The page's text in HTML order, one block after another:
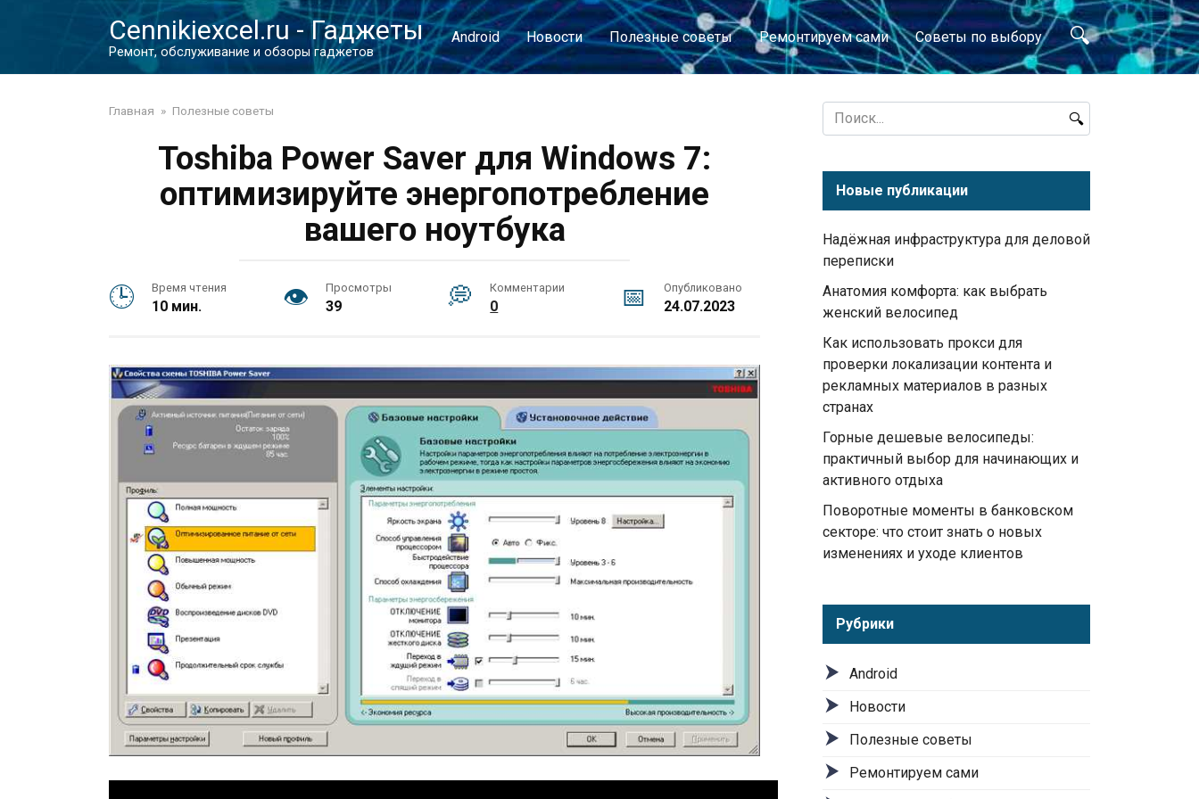
Cennikiexcel.ru - Гаджеты
Ремонт, обслуживание и обзоры гаджетов
Android Новости Полезные советы Ремонтируем сами Советы по выбору
Главная » Полезные советы
Toshiba Power Saver для Windows 7:
оптимизируйте энергопотребление
вашего ноутбука
Время чтения
10 мин.
Просмотры
39
Комментарии
0
Опубликовано
24.07.2023
Search
for:
Новые публикации
Надёжная инфраструктура для деловой
переписки
Анатомия комфорта: как выбрать
женский велосипед
Как использовать прокси для
проверки локализации контента и
рекламных материалов в разных
странах
Горные дешевые велосипеды:
практичный выбор для начинающих и
активного отдыха
Поворотные моменты в банковском
секторе: что стоит знать о новых
изменениях и уходе клиентов
Рубрики
Android
Новости
Полезные советы
Ремонтируем сами